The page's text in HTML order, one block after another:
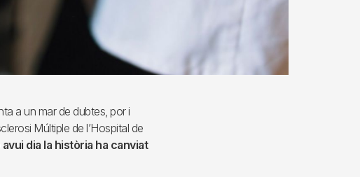
a un mar de dubtes, por i
Múltiple de l’Hospital de
avui dia la història ha canviat